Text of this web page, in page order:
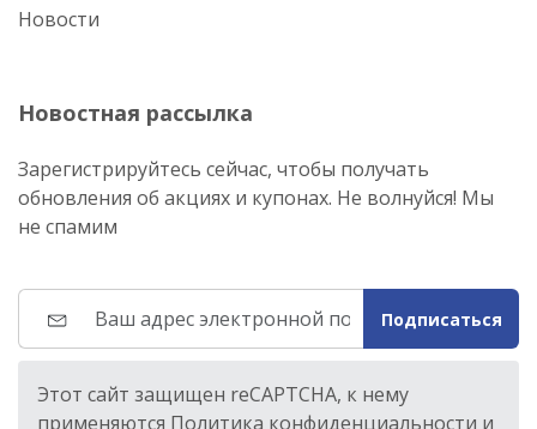
Новости
Новостная рассылка
Зарегистрируйтесь сейчас, чтобы получать
обновления об акциях и купонах. Не волнуйся! Мы
не спамим
Подписаться
Этот сайт защищен reCAPTCHA, к нему
применяются Политика конфиденциальности и